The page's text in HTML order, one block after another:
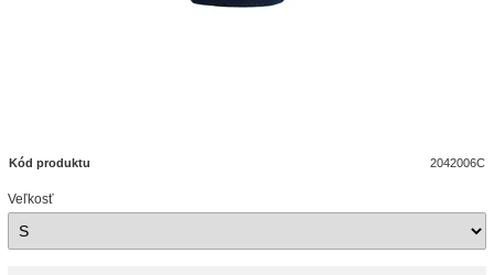
Kód produktu 2042006C
Veľkosť